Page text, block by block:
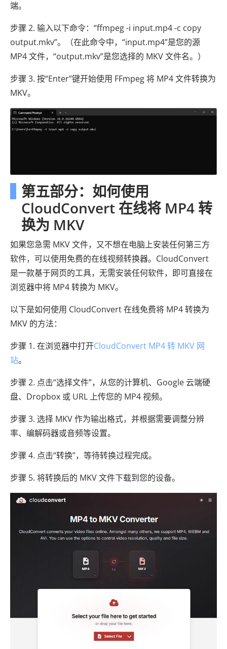
端。
步骤 2. 输入以下命令：“ffmpeg -i input.mp4 -c copy
output.mkv”。（在此命令中，“input.mp4”是您的源
MP4 文件，“output.mkv”是您选择的 MKV 文件名。）
步骤 3. 按“Enter”键开始使用 FFmpeg 将 MP4 文件转换为
MKV。
第五部分：如何使用
CloudConvert 在线将 MP4 转
换为 MKV
如果您急需 MKV 文件，又不想在电脑上安装任何第三方
软件，可以使用免费的在线视频转换器。CloudConvert
是一款基于网页的工具，无需安装任何软件，即可直接在
浏览器中将 MP4 转换为 MKV。
以下是如何使用 CloudConvert 在线免费将 MP4 转换为
MKV 的方法：
步骤 1. 在浏览器中打开CloudConvert MP4 转 MKV 网
站。
步骤 2. 点击“选择文件”，从您的计算机、Google 云端硬
盘、Dropbox 或 URL 上传您的 MP4 视频。
步骤 3. 选择 MKV 作为输出格式，并根据需要调整分辨
率、编解码器或音频等设置。
步骤 4. 点击“转换”，等待转换过程完成。
步骤 5. 将转换后的 MKV 文件下载到您的设备。